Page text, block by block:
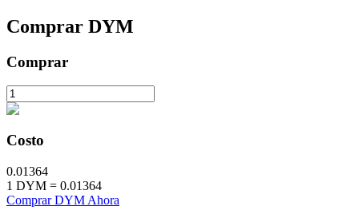
Préstamos
Servicio de préstamos respaldado por criptomonedas
Comprar DYM
Comprar
Costo
0.01364
1 DYM = 0.01364
Comprar DYM Ahora